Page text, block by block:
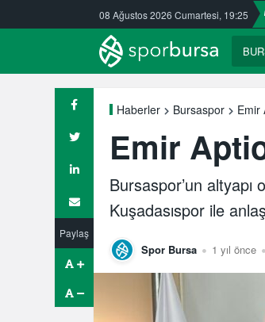
08 Ağustos 2026 Cumartesi, 19:25
Nilüfer’de yaz okullarına ilgi
Paylaş
Haberler Bursaspor Emir
Emir
Bursaspor’un
Kuşadasıspor ile
Spor Bursa 1 yıl önce